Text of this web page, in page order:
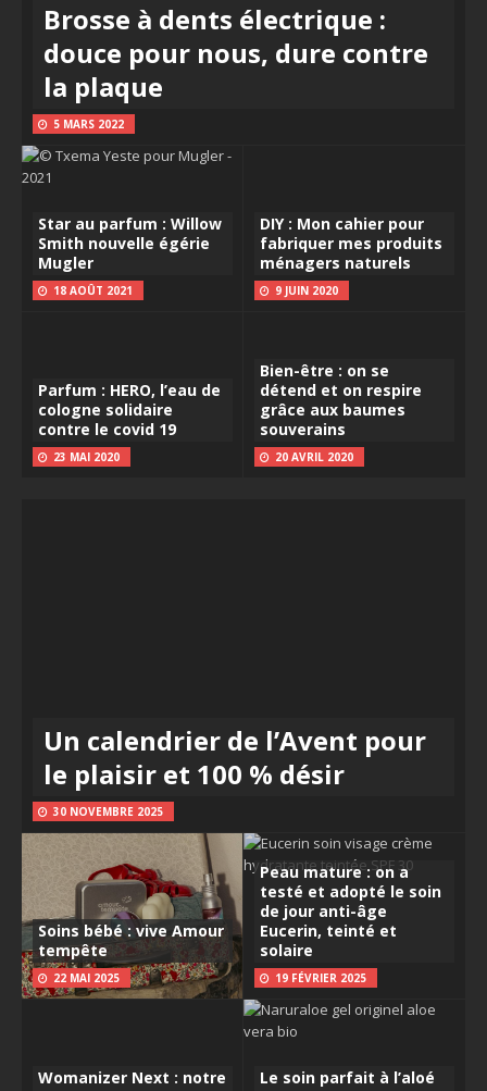
Brosse à dents électrique :
douce pour nous, dure contre
la plaque
5 MARS 2022
Star au parfum : Willow
Smith nouvelle égérie
Mugler
18 AOÛT 2021
DIY : Mon cahier pour
fabriquer mes produits
ménagers naturels
9 JUIN 2020
Parfum : HERO, l’eau de
cologne solidaire
contre le covid 19
23 MAI 2020
Bien-être : on se
détend et on respire
grâce aux baumes
souverains
20 AVRIL 2020
Un calendrier de l’Avent pour
le plaisir et 100 % désir
30 NOVEMBRE 2025
Soins bébé : vive Amour
tempête
22 MAI 2025
Peau mature : on a
testé et adopté le soin
de jour anti-âge
Eucerin, teinté et
solaire
19 FÉVRIER 2025
Womanizer Next : notre
Le soin parfait à l’aloé